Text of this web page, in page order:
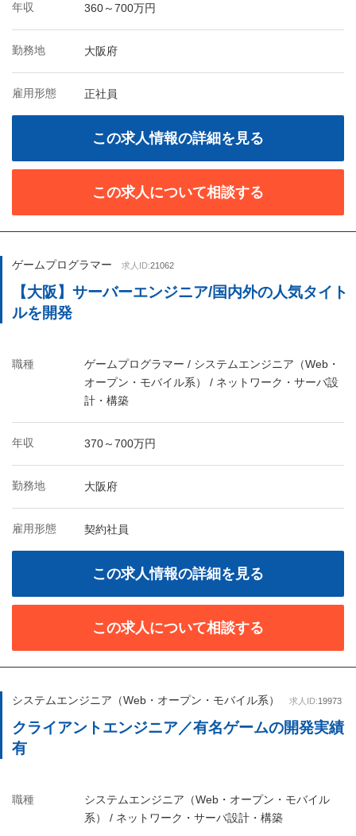
年収 360～700万円
勤務地 大阪府
雇用形態 正社員
この求人情報の詳細を見る
この求人について相談する
ゲームプログラマー 求人ID:21062
【大阪】サーバーエンジニア/国内外の人気タイト
ルを開発
職種
ゲームプログラマー / システムエンジニア（Web・
オープン・モバイル系） / ネットワーク・サーバ設
計・構築
年収 370～700万円
勤務地 大阪府
雇用形態 契約社員
この求人情報の詳細を見る
この求人について相談する
システムエンジニア（Web・オープン・モバイル系） 求人ID:19973
クライアントエンジニア／有名ゲームの開発実績
有
職種
システムエンジニア（Web・オープン・モバイル
系） / ネットワーク・サーバ設計・構築